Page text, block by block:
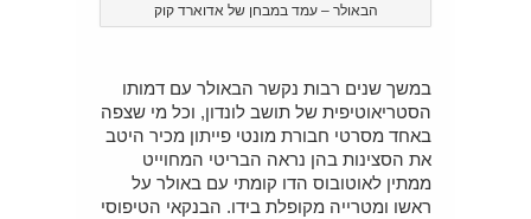
הבאולר – עמד במבחן של אדוארד קוק
במשך שנים רבות נקשר הבאולר עם דמותו
הסטריאוטיפית של תושב לונדון, וכל מי שצפה
באחד מסרטי חבורת מונטי פייתון מכיר היטב
את הסצינות בהן נראה הבריטי המחוייט
ממתין לאוטובוס הדו קומתי עם באולר על
ראשו ומטרייה מקופלת בידו. הבנקאי הטיפוסי